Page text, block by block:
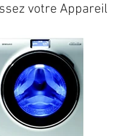
votre Appareil